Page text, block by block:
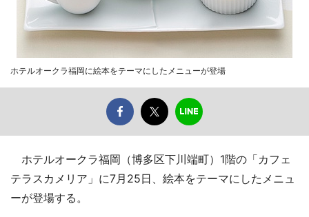
ホテルオークラ福岡に絵本をテーマにしたメニューが登場
ホテルオークラ福岡（博多区下川端町）1階の「カフェ
テラスカメリア」に7月25日、絵本をテーマにしたメニュ
ーが登場する。